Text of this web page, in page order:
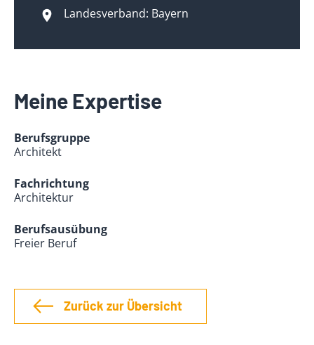
Landesverband: Bayern
Meine Expertise
Berufsgruppe
Architekt
Fachrichtung
Architektur
Berufsausübung
Freier Beruf
Zurück zur Übersicht